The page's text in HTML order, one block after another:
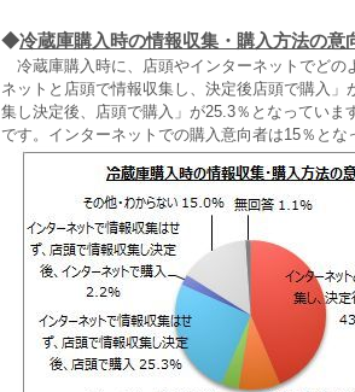
◆冷蔵庫購入時の情報収集・購入方法の意
冷蔵庫購入時に、店頭やインターネットでどの
ネットと店頭で情報収集し、決定後店頭で購入
集し決定後、店頭で購入」が25.3％となってい
です。インターネットでの購入意向者は15％とな